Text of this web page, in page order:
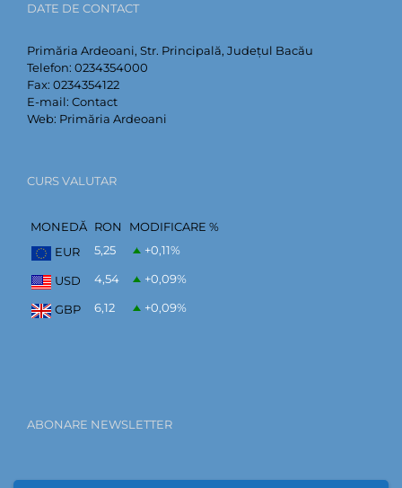
DATE DE CONTACT
Primăria Ardeoani, Str. Principală, Județul Bacău
Telefon: 0234354000
Fax: 0234354122
E-mail: Contact
Web: Primăria Ardeoani
CURS VALUTAR
MONEDĂ RON
MODIFICARE %
EUR
5,25 +0,11%
USD 4,54 +0,09%
GBP 6,12 +0,09%
ABONARE NEWSLETTER